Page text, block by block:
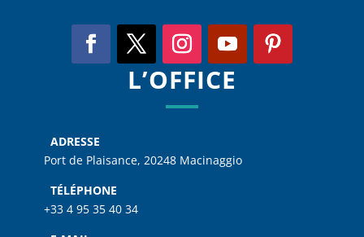
L’OFFICE
ADRESSE
Port de Plaisance, 20248 Macinaggio
TÉLÉPHONE
+33 4 95 35 40 34